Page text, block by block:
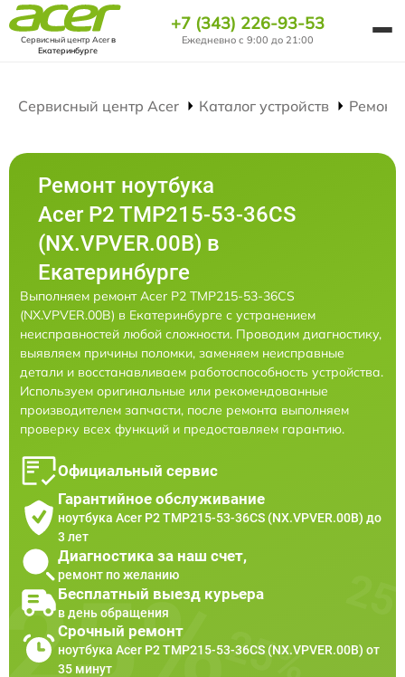
Сервисный центр Acerв
Екатеринбурге
+7 (343) 226-93-53
Ежедневно с 9:00 до 21:00
Сервисный центр Acer Каталог устройств Ремонт
Ремонт ноутбука
Acer P2 TMP215-53-36CS
(NX.VPVER.00B) в
Екатеринбурге
Выполняем ремонт Acer P2 TMP215-53-36CS
(NX.VPVER.00B) в Екатеринбурге с устранением
неисправностей любой сложности. Проводим диагностику,
выявляем причины поломки, заменяем неисправные
детали и восстанавливаем работоспособность устройства.
Используем оригинальные или рекомендованные
производителем запчасти, после ремонта выполняем
проверку всех функций и предоставляем гарантию.
Официальный сервис
Гарантийное обслуживание
ноутбука Acer P2 TMP215-53-36CS (NX.VPVER.00B) до
3 лет
Диагностика за наш счет,
ремонт по желанию
Бесплатный выезд курьера
в день обращения
Срочный ремонт
ноутбука Acer P2 TMP215-53-36CS (NX.VPVER.00B) от
35 минут